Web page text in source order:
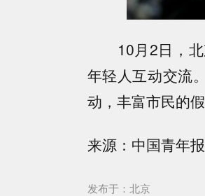
10月2日，北
年轻人互动交流
动，丰富市民的
来源：中国青年
发布于：北京